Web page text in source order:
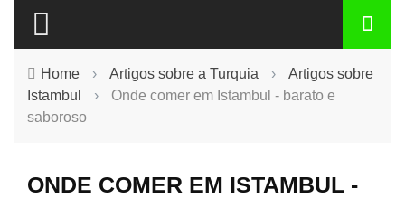
Home › Artigos sobre a Turquia ›
Artigos sobre
Istambul
›
Onde comer em Istambul - barato e
saboroso
ONDE COMER EM ISTAMBUL -